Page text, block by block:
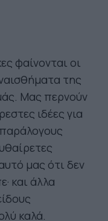
φαίνονται οι
της
Μας περνούν
ιδέες για
μας ότι δεν
και άλλα
καλά.